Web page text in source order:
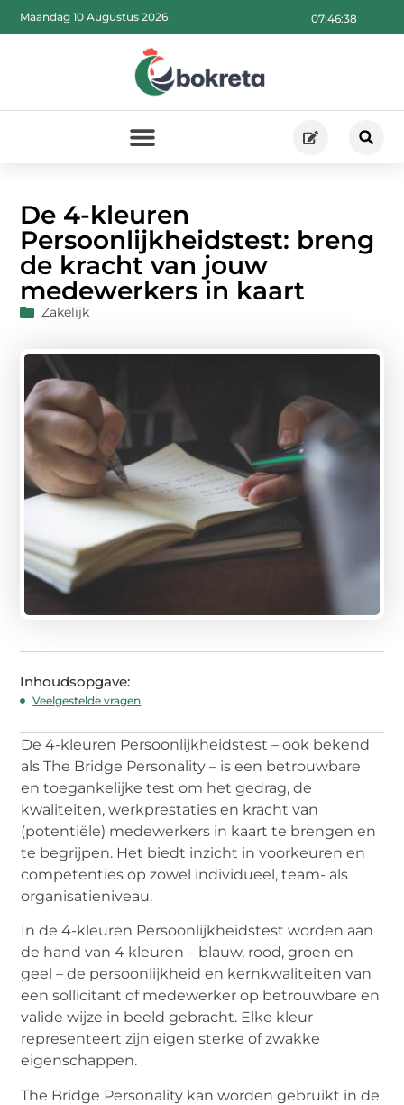
07:46:40
Maandag 10 Augustus 2026
De 4-kleuren
Persoonlijkheidstest: breng
de kracht van jouw
medewerkers in kaart
Zakelijk
Inhoudsopgave:
Veelgestelde vragen
De 4-kleuren Persoonlijkheidstest – ook bekend
als The Bridge Personality – is een betrouwbare
en toegankelijke test om het gedrag, de
kwaliteiten, werkprestaties en kracht van
(potentiële) medewerkers in kaart te brengen en
te begrijpen. Het biedt inzicht in voorkeuren en
competenties op zowel individueel, team- als
organisatieniveau.
In de 4-kleuren Persoonlijkheidstest worden aan
de hand van 4 kleuren – blauw, rood, groen en
geel – de persoonlijkheid en kernkwaliteiten van
een sollicitant of medewerker op betrouwbare en
valide wijze in beeld gebracht. Elke kleur
representeert zijn eigen sterke of zwakke
eigenschappen.
The Bridge Personality kan worden gebruikt in de